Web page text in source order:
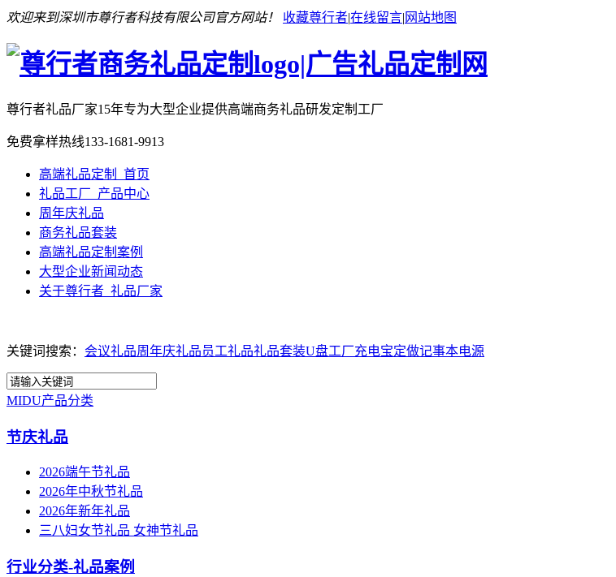
欢迎来到深圳市尊行者科技有限公司官方网站！ 收藏尊行者|在线留言| 网站地图
尊行者礼品厂家15年专为大型企业提供高端商务礼品研发定制工厂
免费拿样热线133-1681-9913
高端礼品定制_首页
礼品工厂_产品中心
周年庆礼品
商务礼品套装
高端礼品定制案例
大型企业新闻动态
关于尊行者_礼品厂家
关键词搜索： 会议礼品周年庆礼品员工礼品礼品套装U盘工厂充电宝定做记事本电源
MIDU产品分类
节庆礼品
2026端午节礼品
2026年中秋节礼品
2026年新年礼品
三八妇女节礼品 女神节礼品
行业分类-礼品案例